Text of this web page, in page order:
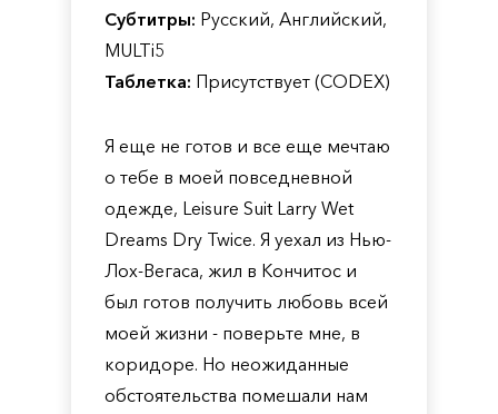
Субтитры: Русский, Английский,
MULTi5
Таблетка: Присутствует (CODEX)
Я еще не готов и все еще мечтаю
о тебе в моей повседневной
одежде, Leisure Suit Larry Wet
Dreams Dry Twice. Я уехал из Нью-
Лох-Вегаса, жил в Кончитос и
был готов получить любовь всей
моей жизни - поверьте мне, в
коридоре. Но неожиданные
обстоятельства помешали нам